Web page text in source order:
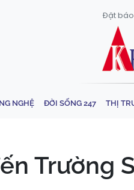
Đặt báo
NGHỆ ĐỜI SỐNG 247 THỊ
Trường